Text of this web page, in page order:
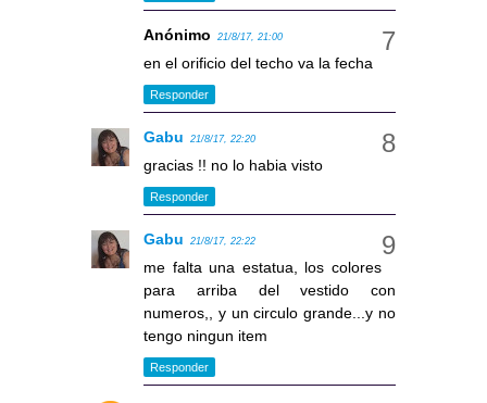
Anónimo 21/8/17, 21:00
en el orificio del techo va la fecha
Responder
Gabu 21/8/17, 22:20
gracias !! no lo habia visto
Responder
Gabu 21/8/17, 22:22
me falta una estatua, los colores
para arriba del vestido con
numeros,, y un circulo grande...y no
tengo ningun item
Responder